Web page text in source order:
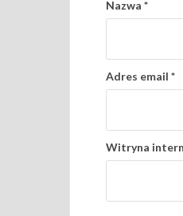
Nazwa *
Adres email *
Witryna